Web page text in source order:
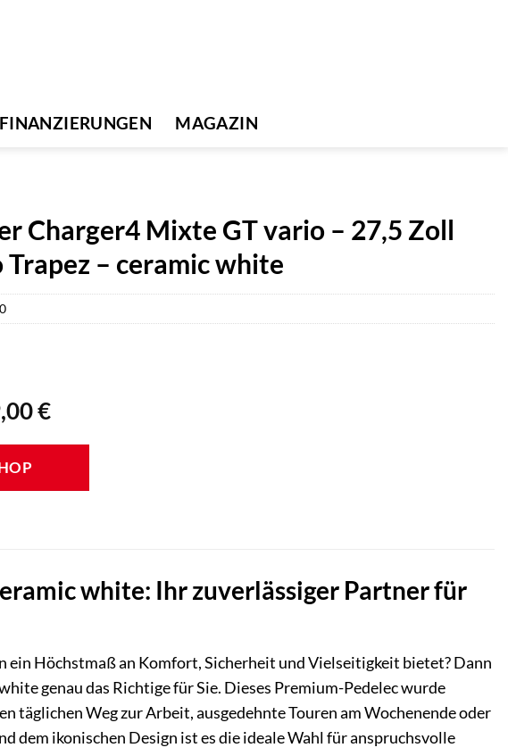
FINANZIERUNGEN MAGAZIN
Charger4 Mixte GT vario – 27,5 Zoll
– ceramic white
€
€Aktueller
white: Ihr zuverlässiger Partner für
ein Höchstmaß an Komfort, Sicherheit und Vielseitigkeit bietet? Dann
genau das Richtige für Sie. Dieses Premium-Pedelec wurde
täglichen Weg zur Arbeit, ausgedehnte Touren am Wochenende oder
dem ikonischen Design ist es die ideale Wahl für anspruchsvolle